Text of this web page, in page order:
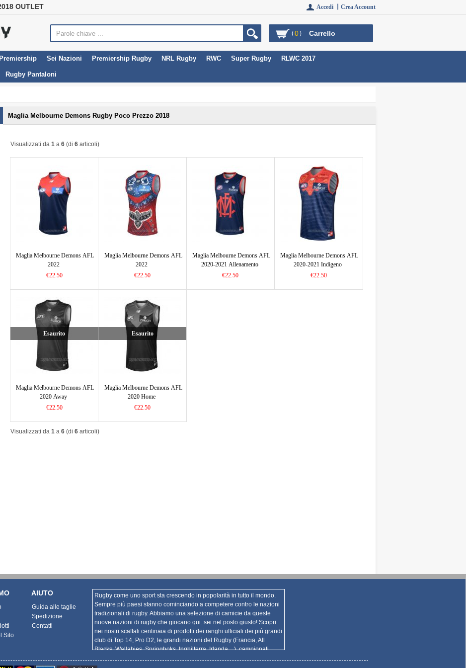
OUTLET Accedi 丨 Crea Account
(0) Carrello
Sei Nazioni Premiership Rugby NRL Rugby RWC Super Rugby RLWC 2017
Rugby Pantaloni
Maglia Melbourne Demons Rugby Poco Prezzo 2018
Visualizzati da 1 a 6 (di 6 articoli)
Maglia Melbourne Demons AFL
2022
€22.50
Maglia Melbourne Demons AFL
2022
€22.50
Maglia Melbourne Demons AFL
2020-2021 Allenamento
€22.50
Maglia Melbourne Demons AFL
2020-2021 Indigeno
€22.50
Esaurito
Maglia Melbourne Demons AFL
2020 Away
€22.50
Esaurito
Maglia Melbourne Demons AFL
2020 Home
€22.50
Visualizzati da 1 a 6 (di 6 articoli)
Sito
AIUTO
Guida alle taglie
Spedizione
Contatti
Rugby come uno sport sta crescendo in popolarità in tutto il mondo.
Sempre più paesi stanno cominciando a competere contro le nazioni
tradizionali di rugby. Abbiamo una selezione di camicie da queste
nuove nazioni di rugby che giocano qui. sei nel posto giusto! Scopri
nei nostri scaffali centinaia di prodotti dei ranghi ufficiali dei più grandi
club di Top 14, Pro D2, le grandi nazioni del Rugby (Francia, All
Blacks, Wallabies, Springboks, Inghilterra, Irlanda ...), campionati